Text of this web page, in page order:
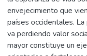
envejecimiento que
países occidentales.
va perdiendo valor
mayor constituye un